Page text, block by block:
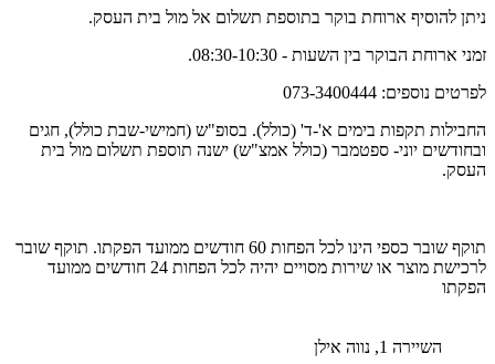
ניתן להוסיף ארוחת בוקר בתוספת תשלום אל מול בית העסק.
זמני ארוחת הבוקר בין השעות - 08:30-10:30.
לפרטים נוספים: 073-3400444
החבילות תקפות בימים א'-ד' (כולל). בסופ"ש (חמישי-שבת כולל), חגים
ובחודשים יוני- ספטמבר (כולל אמצ"ש) ישנה תוספת תשלום מול בית
העסק.
תוקף שובר כספי הינו לכל הפחות 60 חודשים ממועד הפקתו. תוקף שובר
לרכישת מוצר או שירות מסויים יהיה לכל הפחות 24 חודשים ממועד
הפקתו
השיירה 1, נווה אילן